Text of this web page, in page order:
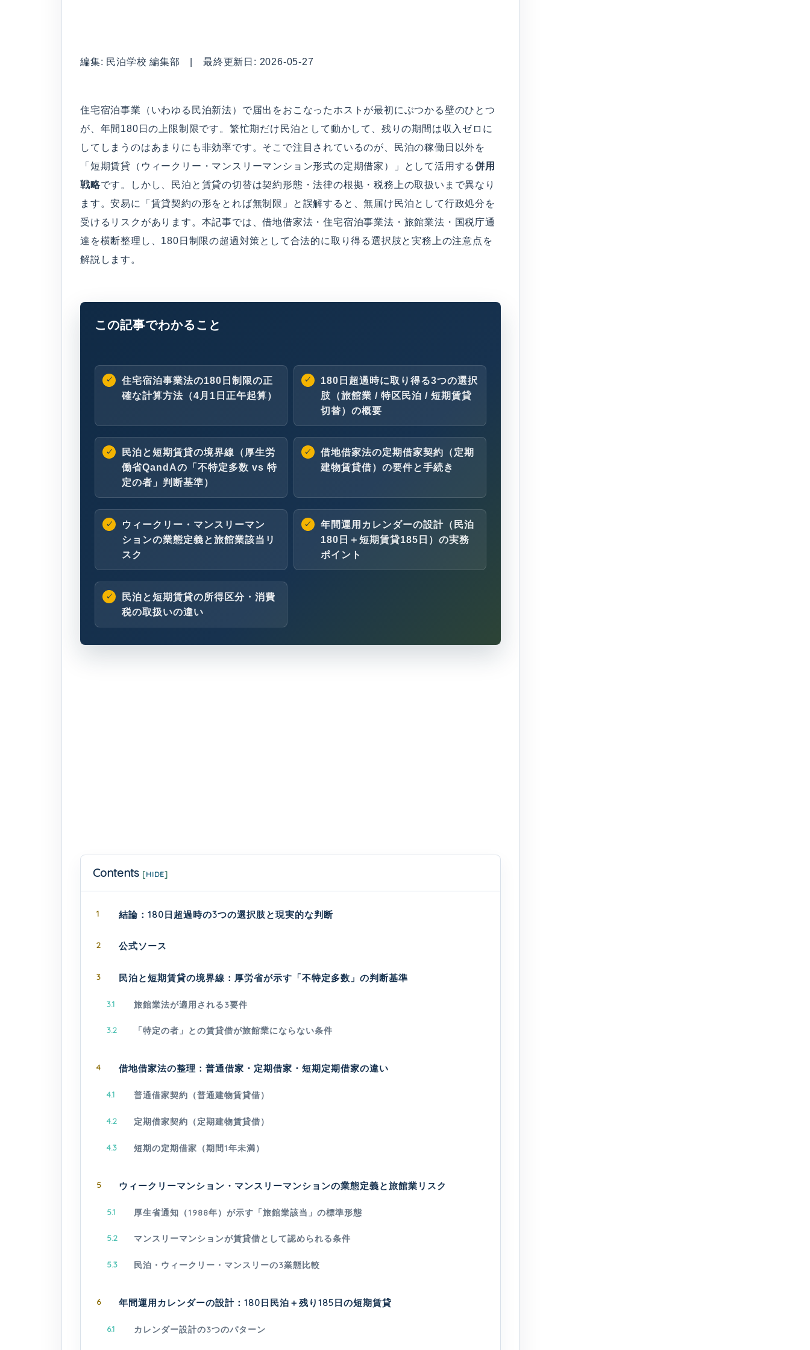
編集: 民泊学校 編集部 | 最終更新日: 2026-05-27
住宅宿泊事業（いわゆる民泊新法）で届出をおこなったホストが最初にぶつかる壁のひとつ
が、年間180日の上限制限です。繁忙期だけ民泊として動かして、残りの期間は収入ゼロに
してしまうのはあまりにも非効率です。そこで注目されているのが、民泊の稼働日以外を
「短期賃貸（ウィークリー・マンスリーマンション形式の定期借家）」として活用する併用
戦略です。しかし、民泊と賃貸の切替は契約形態・法律の根拠・税務上の取扱いまで異なり
ます。安易に「賃貸契約の形をとれば無制限」と誤解すると、無届け民泊として行政処分を
受けるリスクがあります。本記事では、借地借家法・住宅宿泊事業法・旅館業法・国税庁通
達を横断整理し、180日制限の超過対策として合法的に取り得る選択肢と実務上の注意点を
解説します。
この記事でわかること
住宅宿泊事業法の180日制限の正
確な計算方法（4月1日正午起算）
180日超過時に取り得る3つの選択
肢（旅館業 / 特区民泊 / 短期賃貸
切替）の概要
民泊と短期賃貸の境界線（厚生労
働省QandAの「不特定多数 vs 特
定の者」判断基準）
借地借家法の定期借家契約（定期
建物賃貸借）の要件と手続き
ウィークリー・マンスリーマン
ションの業態定義と旅館業該当リ
スク
年間運用カレンダーの設計（民泊
180日＋短期賃貸185日）の実務
ポイント
民泊と短期賃貸の所得区分・消費
税の取扱いの違い
Contents [HIDE]
1 結論：180日超過時の3つの選択肢と現実的な判断
2 公式ソース
3 民泊と短期賃貸の境界線：厚労省が示す「不特定多数」の判断基準
3.1 旅館業法が適用される3要件
3.2 「特定の者」との賃貸借が旅館業にならない条件
4 借地借家法の整理：普通借家・定期借家・短期定期借家の違い
4.1 普通借家契約（普通建物賃貸借）
4.2 定期借家契約（定期建物賃貸借）
4.3 短期の定期借家（期間1年未満）
5 ウィークリーマンション・マンスリーマンションの業態定義と旅館業リスク
5.1 厚生省通知（1988年）が示す「旅館業該当」の標準形態
5.2 マンスリーマンションが賃貸借として認められる条件
5.3 民泊・ウィークリー・マンスリーの3業態比較
6 年間運用カレンダーの設計：180日民泊＋残り185日の短期賃貸
6.1 カレンダー設計の3つのパターン